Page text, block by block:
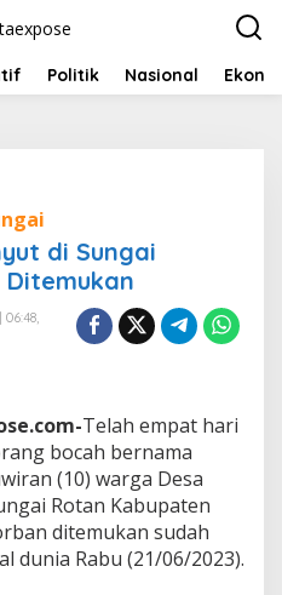
Politik Nasional
di Sungai
06:48,
Telah empat hari
bocah bernama
(10) warga Desa
Rotan Kabupaten
ditemukan sudah
dunia Rabu (21/06/2023).